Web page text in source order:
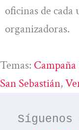
oficinas de cada
organizadoras.
Temas:
San Sebastián,